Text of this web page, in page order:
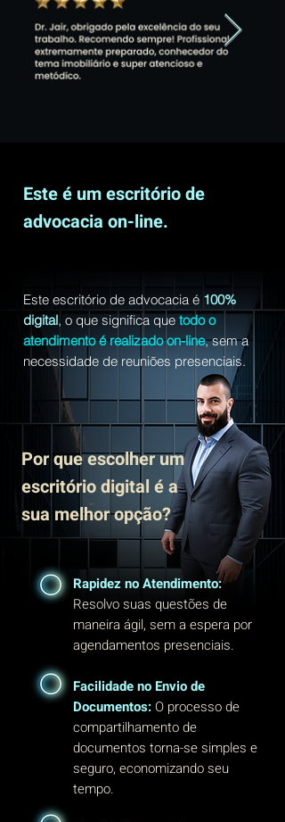
Este é um escritório de
advocacia on-line.
Este escritório de advocacia é 100%
digital, o que significa quetodo o
atendimento é realizado on-line, sem a
necessidade de reuniões presenciais.
Por que escolher um
escritório digital é a
sua melhor opção?
Rapidez no Atendimento:
Resolvo suas questões de
maneira ágil, sem a espera por
agendamentos presenciais.
Facilidade no Envio de
Documentos: O processo de
compartilhamento de
documentos torna-se simples e
seguro, economizando seu
tempo.